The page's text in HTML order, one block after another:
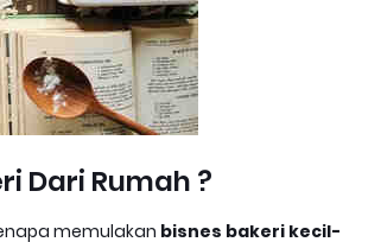
Dari Rumah ?
memulakan bisnes bakeri kecil-